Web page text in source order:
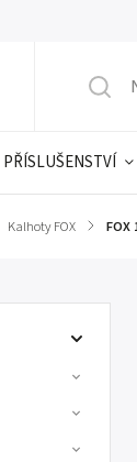
PŘÍSLUŠENSTVÍ
Kalhoty FOX / FOX